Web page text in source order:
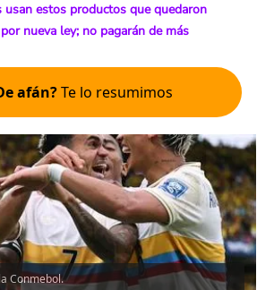
usan estos productos que quedaron
nueva ley; no pagarán de más
afán?Te lo resumimos
Conmebol.